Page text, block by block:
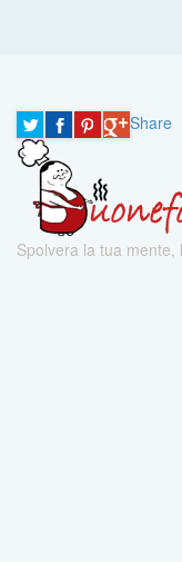
Share
Spolvera la tua